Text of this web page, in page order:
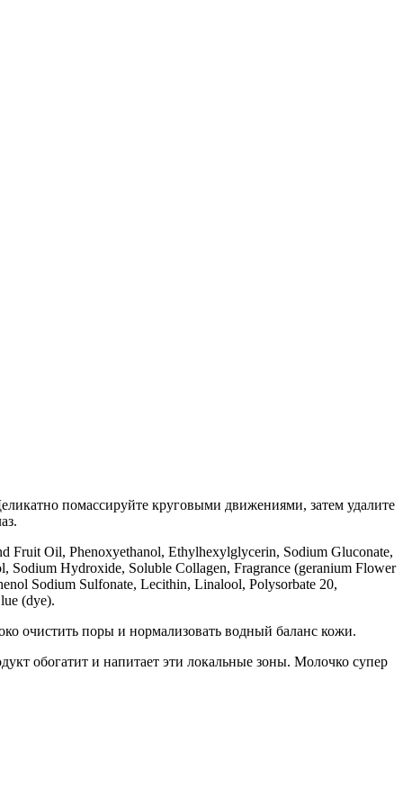
помассируйте круговыми движениями, затем удалите
Fruit Oil, Phenoxyethanol, Ethylhexylglycerin, Sodium Gluconate,
Hydroxide, Soluble Collagen, Fragrance (geranium Flower
Sodium Sulfonate, Lecithin, Linalool, Polysorbate 20,
(dye).
очистить поры и нормализовать водный баланс кожи.
обогатит и напитает эти локальные зоны. Молочко супер